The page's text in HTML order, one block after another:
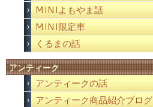
MINIよもやま話
MINI限定車
くるまの話
アンティーク
アンティークの話
アンティーク商品紹介ブログ